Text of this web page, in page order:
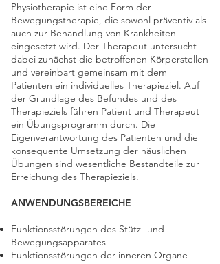
Physiotherapie ist eine Form der
Bewegungstherapie, die sowohl präventiv als
auch zur Behandlung von Krankheiten
eingesetzt wird. Der Therapeut untersucht
dabei zunächst die betroffenen Körperstellen
und vereinbart gemeinsam mit dem
Patienten ein individuelles Therapieziel. Auf
der Grundlage des Befundes und des
Therapieziels führen Patient und Therapeut
ein Übungsprogramm durch. Die
Eigenverantwortung des Patienten und die
konsequente Umsetzung der häuslichen
Übungen sind wesentliche Bestandteile zur
Erreichung des Therapieziels.
ANWENDUNGSBEREICHE
Funktionsstörungen des Stütz- und
Bewegungsapparates
Funktionsstörungen der inneren Organe